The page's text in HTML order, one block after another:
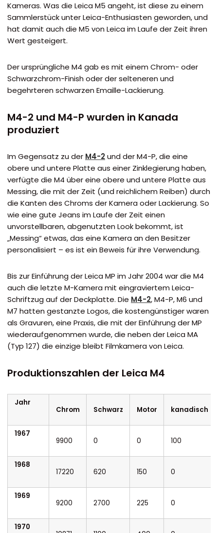
Kameras. Was die Leica M5 angeht, ist diese zu einem
Sammlerstück unter Leica-Enthusiasten geworden, und
hat damit auch die M5 von Leica im Laufe der Zeit ihren
Wert gesteigert.
Der ursprüngliche M4 gab es mit einem Chrom- oder
Schwarzchrom-Finish oder der selteneren und
begehrteren schwarzen Emaille-Lackierung.
M4-2 und M4-P wurden in Kanada
produziert
Im Gegensatz zu der M4-2und der M4-P, die eine
obere und untere Platte aus einer Zinklegierung haben,
verfügte die M4 über eine obere und untere Platte aus
Messing, die mit der Zeit (und reichlichem Reiben) durch
die Kanten des Chroms der Kamera oder Lackierung. So
wie eine gute Jeans im Laufe der Zeit einen
unvorstellbaren, abgenutzten Look bekommt, ist
„Messing“ etwas, das eine Kamera an den Besitzer
personalisiert – es ist ein Beweis für ihre Verwendung.
Bis zur Einführung der Leica MP im Jahr 2004 war die M4
auch die letzte M-Kamera mit eingraviertem Leica-
Schriftzug auf der Deckplatte. Die M4-2, M4-P, M6 und
M7 hatten gestanzte Logos, die kostengünstiger waren
als Gravuren, eine Praxis, die mit der Einführung der MP
wiederaufgenommen wurde, die neben der Leica MA
(Typ 127) die einzige bleibt Filmkamera von Leica.
Produktionszahlen der Leica M4
Jahr
Chrom Schwarz Motor kanadisch
1967
9900 0 0 100
1968
17220 620 150 0
1969
9200 2700 225 0
1970